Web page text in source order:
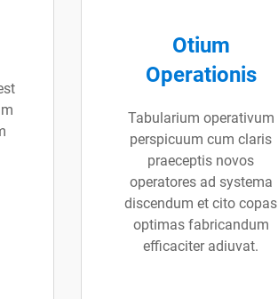
Otium
Operationis
Tabularium operativum
perspicuum cum claris
praeceptis novos
operatores ad systema
discendum et cito copas
optimas fabricandum
efficaciter adiuvat.